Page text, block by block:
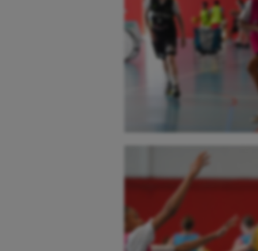
Auto
Aviron
Balle à la main
Baseball
Boules lyonnaises
Canoë-kayak